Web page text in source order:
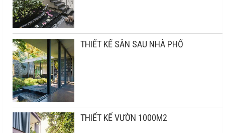
THIẾT KẾ SÂN SAU NHÀ PHỐ
THIẾT KẾ VƯỜN 1000M2